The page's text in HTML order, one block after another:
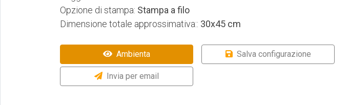
Opzione di stampa: Stampa a filo
Dimensione totale approssimativa:: 30x45 cm
Ambienta Salva configurazione
Invia per email